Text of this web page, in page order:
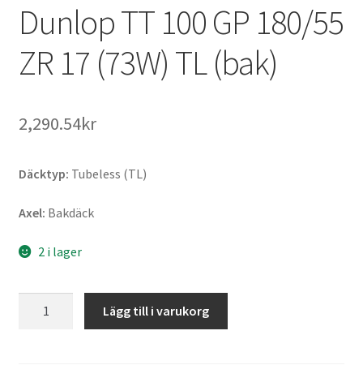
Dunlop TT 100 GP 180/55
ZR 17 (73W) TL (bak)
2,290.54kr
Däcktyp: Tubeless (TL)
Axel: Bakdäck
2 i lager
Lägg till i varukorg